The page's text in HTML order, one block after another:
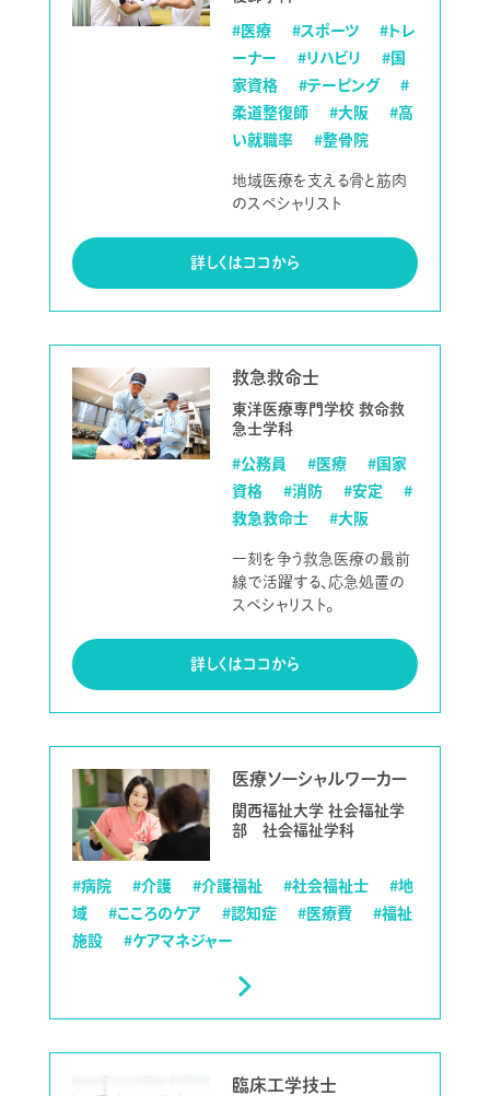
#医療 #スポーツ
#トレ
ーナー
#リハビリ
#国
家資格
#テーピング
#
柔道整復師
#大阪
#高
い就職率
#整骨院
地域医療を支える骨と筋肉
のスペシャリスト
詳しくはココから
救急救命士
東洋医療専門学校 救命救
急士学科
#公務員 #医療
#国家
資格
#消防 #安定
#
救急救命士
#大阪
一刻を争う救急医療の最前
線で活躍する、応急処置の
スペシャリスト。
詳しくはココから
医療ソーシャルワーカー
関西福祉大学 社会福祉学
部 社会福祉学科
#病院 #介護 #介護福祉 #社会福祉士
#地
域
#こころのケア #認知症 #医療費
#福祉
施設
#ケアマネジャー
臨床工学技士